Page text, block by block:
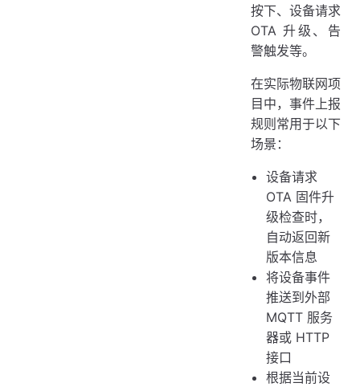
按下、设备请求
OTA 升级、告
警触发等。
在实际物联网项
目中，事件上报
规则常用于以下
场景：
设备请求
OTA 固件升
级检查时，
自动返回新
版本信息
将设备事件
推送到外部
MQTT 服务
器或 HTTP
接口
根据当前设